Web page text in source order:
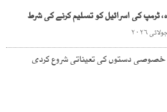
کی اسرائیل کو تسلیم کرنے کی شرط